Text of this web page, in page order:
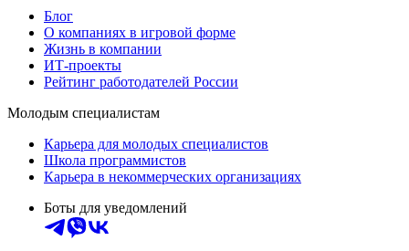
Блог
О компаниях в игровой форме
Жизнь в компании
ИТ-проекты
Рейтинг работодателей России
Молодым специалистам
Карьера для молодых специалистов
Школа программистов
Карьера в некоммерческих организациях
Боты для уведомлений